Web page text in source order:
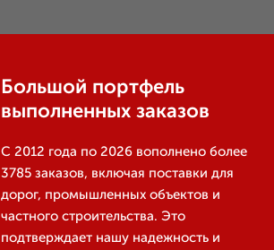
Большой портфель
выполненных заказов
С 2012 года по 2026 вополнено более
3785 заказов, включая поставки для
дорог, промышленных объектов и
частного строительства. Это
подтверждает нашу надежность и